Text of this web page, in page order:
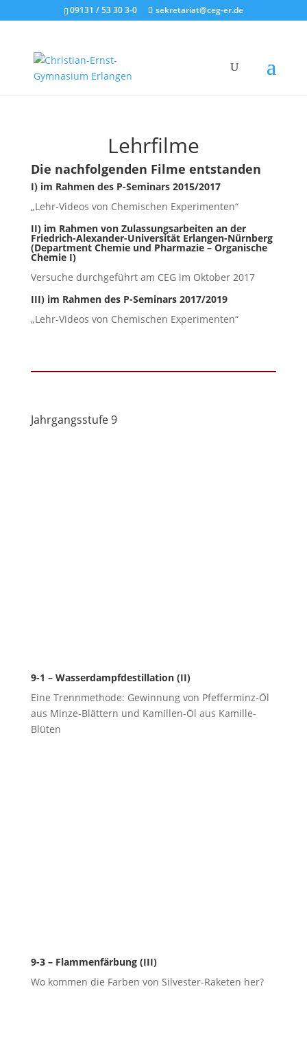
09131 / 53 30 3-0 sekretariat@ceg-er.de
Lehrfilme
Die nachfolgenden Filme entstanden
I) im Rahmen des P-Seminars 2015/2017
„Lehr-Videos von Chemischen Experimenten“
II) im Rahmen von Zulassungsarbeiten an der
Friedrich-Alexander-Universität Erlangen-Nürnberg
(Department Chemie und Pharmazie – Organische
Chemie I)
Versuche durchgeführt am CEG im Oktober 2017
III) im Rahmen des P-Seminars 2017/2019
„Lehr-Videos von Chemischen Experimenten“
Jahrgangsstufe 9
9-1 – Wasserdampfdestillation (II)
Eine Trennmethode: Gewinnung von Pfefferminz-Öl
aus Minze-Blättern und Kamillen-Öl aus Kamille-
Blüten
9-3 – Flammenfärbung (III)
Wo kommen die Farben von Silvester-Raketen her?